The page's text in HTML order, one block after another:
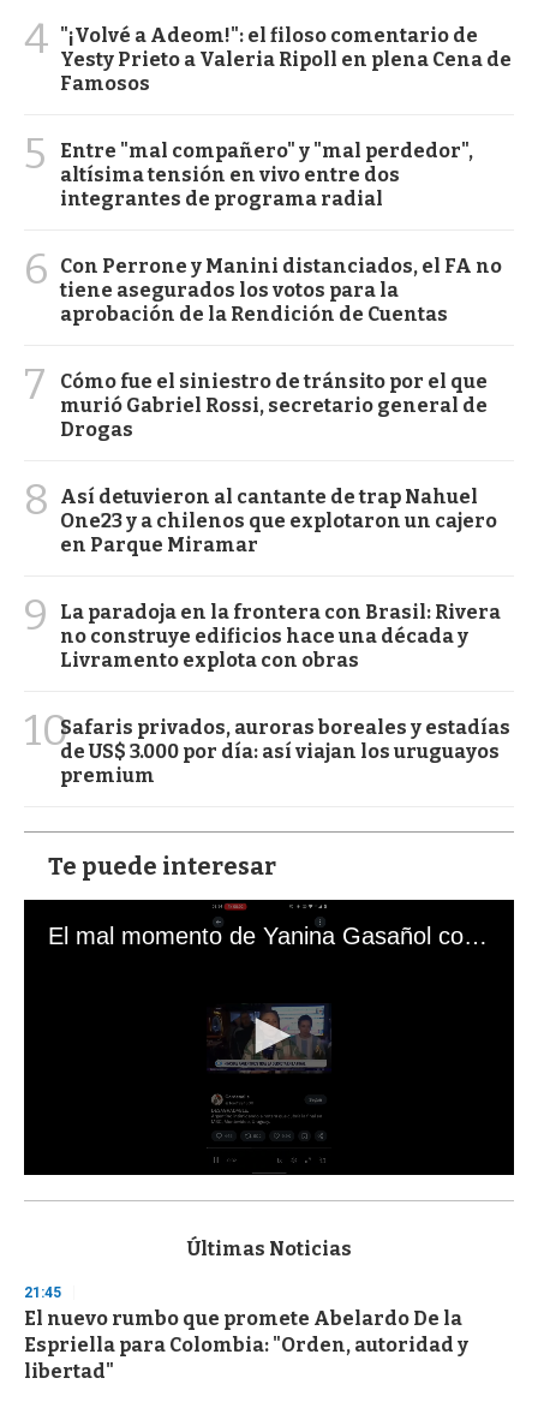
4 "¡Volvé a Adeom!": el filoso comentario de
Yesty Prieto a Valeria Ripoll en plena Cena de
Famosos
5
Entre "mal compañero" y "mal perdedor",
altísima tensión en vivo entre dos
integrantes de programa radial
6
Con Perrone y Manini distanciados, el FA no
tiene asegurados los votos para la
aprobación de la Rendición de Cuentas
7
Cómo fue el siniestro de tránsito por el que
murió Gabriel Rossi, secretario general de
Drogas
8
Así detuvieron al cantante de trap Nahuel
One23 y a chilenos que explotaron un cajero
en Parque Miramar
9
La paradoja en la frontera con Brasil: Rivera
no construye edificios hace una década y
Livramento explota con obras
10Safaris privados, auroras boreales y estadías
de US$ 3.000 por día: así viajan los uruguayos
premium
Te puede interesar
El mal momento de Yanina Gasañol con un hincha argentino en "Subrayado"
s
d
s
o
f
3
Últimas Noticias
21:45
El nuevo rumbo que promete Abelardo De la
Espriella para Colombia: "Orden, autoridad y
libertad"